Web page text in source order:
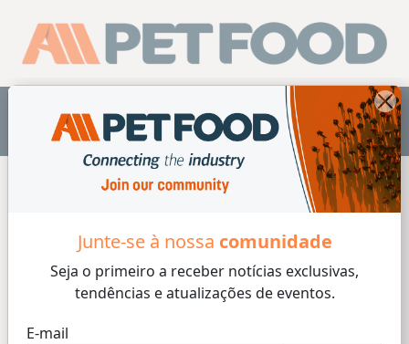
Junte-se à nossa comunidade
Seja o primeiro a receber notícias exclusivas,
tendências e atualizações de eventos.
E-mail
PT
Embalagem 2 min reading
06/08/2026